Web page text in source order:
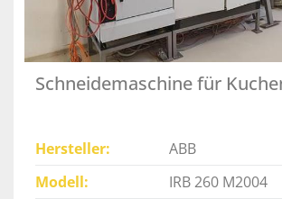
Schneidemaschine für
Hersteller
ABB
Modell
IRB 260 M2004